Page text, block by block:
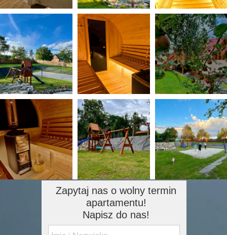
Zapytaj nas o wolny termin
apartamentu!
Napisz do nas!